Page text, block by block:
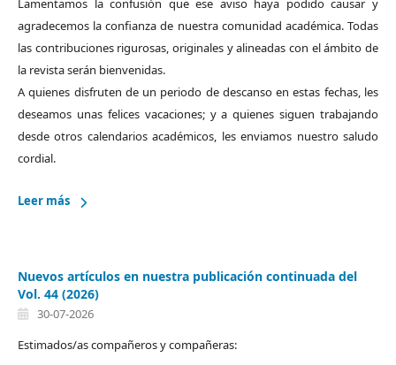
Lamentamos la confusión que ese aviso haya podido causar y
agradecemos la confianza de nuestra comunidad académica. Todas
las contribuciones rigurosas, originales y alineadas con el ámbito de
la revista serán bienvenidas.
A quienes disfruten de un periodo de descanso en estas fechas, les
deseamos unas felices vacaciones; y a quienes siguen trabajando
desde otros calendarios académicos, les enviamos nuestro saludo
cordial.
Leer más
Nuevos artículos en nuestra publicación continuada del
Vol. 44 (2026)
30-07-2026
Estimados/as compañeros y compañeras: